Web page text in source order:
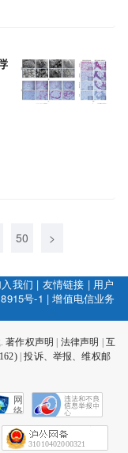
脂肪组织直接培育三
50 >
我们 | 友情链接 | 用户
号-1 |增值电信业务
.著作权声明 法律声明
互
|投诉、举报、维权邮
网
络
会
征
31010402000321